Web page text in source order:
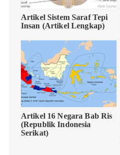
Artikel Sistem Saraf Tepi
Insan (Artikel Lengkap)
Artikel 16 Negara Bab Ris
(Republik Indonesia
Serikat)